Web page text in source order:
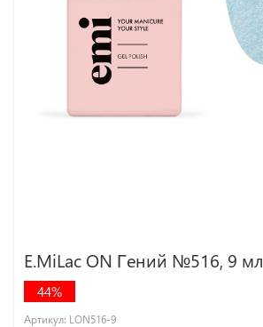
E.MiLac ON Гений №516, 9 мл
44%
Артикул: LON516-9